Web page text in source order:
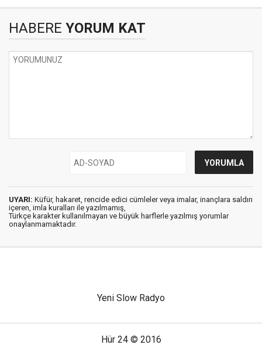
HABERE YORUM KAT
UYARI: Küfür, hakaret, rencide edici cümleler veya imalar, inançlara saldırı
içeren, imla kuralları ile yazılmamış,
Türkçe karakter kullanılmayan ve büyük harflerle yazılmış yorumlar
onaylanmamaktadır.
Yeni Slow Radyo
Hür 24 © 2016